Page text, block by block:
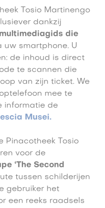
Tosio Martinengo
dankzij
multimediagids die
uw smartphone. U
de inhoud is direct
te scannen die
van zijn ticket. We
mee te
informatie de
Musei.
Pinacotheek Tosio
voor de
‘The Second
tussen schilderijen
gebruiker het
een reeks raadsels